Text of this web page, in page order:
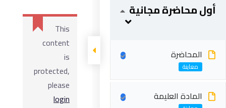
٤) بث مباشر ٧
أول محاضرة مجانية
المحاضرة
المادة العليمة
This
content
is
protected,
please
login